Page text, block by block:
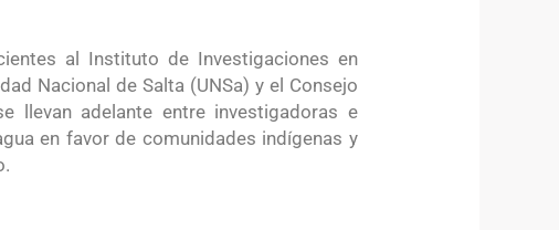
al Instituto de Investigaciones en
Nacional de Salta (UNSa) y el Consejo
llevan adelante entre investigadoras e
en favor de comunidades indígenas y